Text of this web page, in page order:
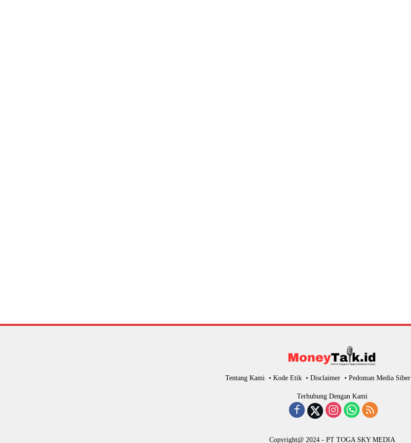
Tentang Kami Kode Etik Disclaimer Pedoman Media Siber
Terhubung Dengan Kami
Copyright@ 2024 - PT TOGA SKY MEDIA